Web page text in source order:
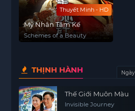
Thuyết Minh - HD
Mỹ Nhân Tâm Kế
Schemes of a Beauty
THỊNH HÀNH Ngày
Thế Giới Muôn Màu
Invisible Journey